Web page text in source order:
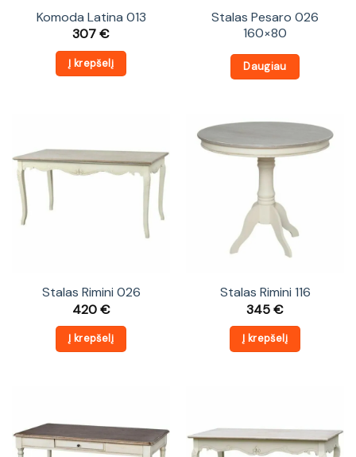
Komoda Latina 013
307€
Į krepšelį
Stalas Pesaro 026
160×80
Daugiau
Stalas Rimini 026
420€
Į krepšelį
Stalas Rimini 116
345€
Į krepšelį